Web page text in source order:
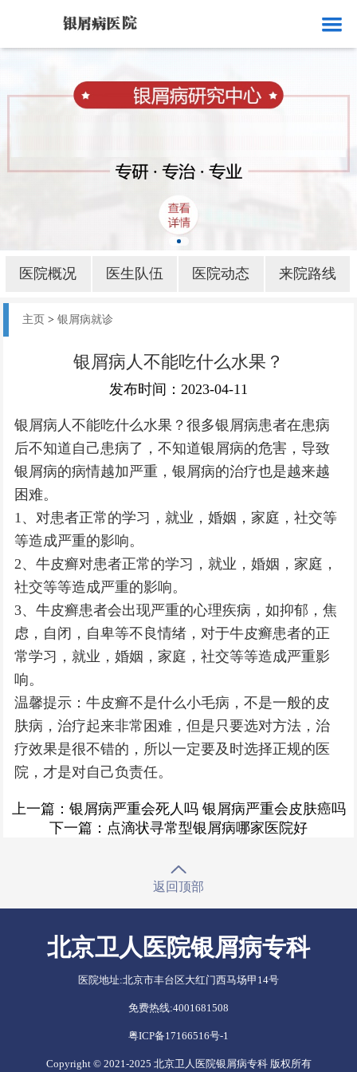
医院概况
银屑病护理
医院概况 医生队伍 医院动态 来院路线
主页 >银屑病就诊
银屑病人不能吃什么水果？
发布时间：2023-04-11
银屑病人不能吃什么水果？很多银屑病患者在患病
后不知道自己患病了，不知道银屑病的危害，导致
银屑病的病情越加严重，银屑病的治疗也是越来越
困难。
1、对患者正常的学习，就业，婚姻，家庭，社交等
等造成严重的影响。
2、牛皮癣对患者正常的学习，就业，婚姻，家庭，
社交等等造成严重的影响。
3、牛皮癣患者会出现严重的心理疾病，如抑郁，焦
虑，自闭，自卑等不良情绪，对于牛皮癣患者的正
常学习，就业，婚姻，家庭，社交等等造成严重影
响。
温馨提示：牛皮癣不是什么小毛病，不是一般的皮
肤病，治疗起来非常困难，但是只要选对方法，治
疗效果是很不错的，所以一定要及时选择正规的医
院，才是对自己负责任。
上一篇： 银屑病严重会死人吗 银屑病严重会皮肤癌吗
下一篇： 点滴状寻常型银屑病哪家医院好
返回顶部
北京卫人医院银屑病专科
医院地址:北京市丰台区大红门西马场甲14号
免费热线:4001681508
粤ICP备17166516号-1
Copyright © 2021-2025 北京卫人医院银屑病专科 版权所有